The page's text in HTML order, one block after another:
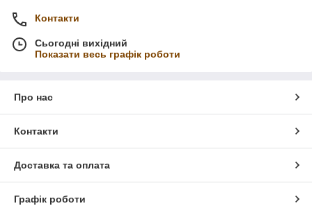
Контакти
Сьогодні вихідний
Показати весь графік роботи
Про нас
Контакти
Доставка та оплата
Графік роботи